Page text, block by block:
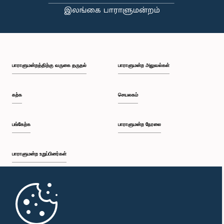
பி.ப. 1:18 - பி.ப. 1:25
பி.ப. 1:34 - பி.ப. 1:44
பி.ப. 1:56 - பி.ப. 2:04
பாராளுமன்றத்திற்கு வருகை தருதல்
கற்க
பங்கேற்க
பாராளுமன்ற உறுப்பினர்கள்
முதற்பக்கம்
பாராளுமன்ற அலுவல்கள்
செயலகம்
பாராளுமன்ற நேரலை